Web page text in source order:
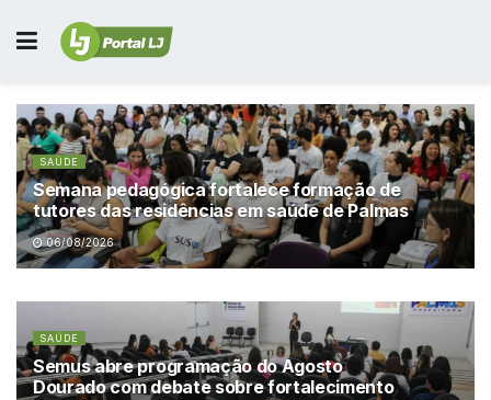
SAÚDE
Semana pedagógica fortalece formação de
tutores das residências em saúde de Palmas
06/08/2026
SAÚDE
Semus abre programação do Agosto
Dourado com debate sobre fortalecimento